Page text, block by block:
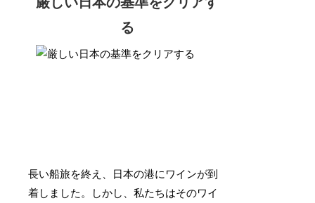
る
長い船旅を終え、日本の港にワインが到
着しました。しかし、私たちはそのワイ